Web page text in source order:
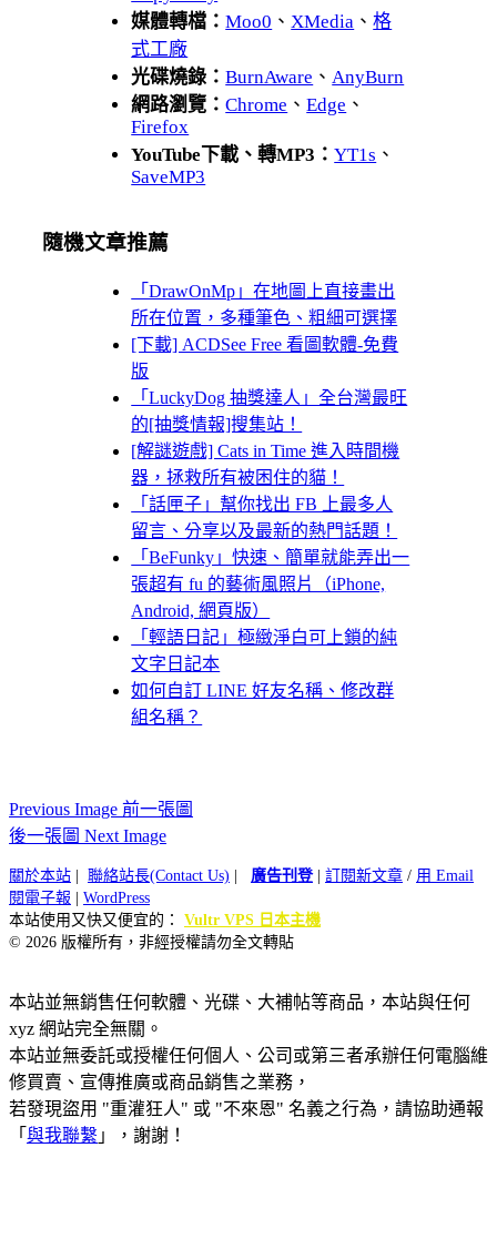
媒體轉檔：Moo0 、 XMedia 、格
式工廠
光碟燒錄：BurnAware 、 AnyBurn
網路瀏覽：Chrome 、Edge 、
Firefox
YouTube下載、轉MP3：YT1s 、
SaveMP3
隨機文章推薦
「DrawOnMp」在地圖上直接畫出
所在位置，多種筆色、粗細可選擇
[下載] ACDSee Free 看圖軟體-免費
版
「LuckyDog 抽獎達人」全台灣最旺
的[抽獎情報]搜集站！
[解謎遊戲] Cats in Time 進入時間機
器，拯救所有被困住的貓！
「話匣子」幫你找出 FB 上最多人
留言、分享以及最新的熱門話題！
「BeFunky」快速、簡單就能弄出一
張超有 fu 的藝術風照片（iPhone,
Android, 網頁版）
「輕語日記」極緻淨白可上鎖的純
文字日記本
如何自訂 LINE 好友名稱、修改群
組名稱？
Previous Image 前一張圖
後一張圖 Next Image
關於本站 聯絡站長(Contact Us) 廣告刊登| 訂閱新文章 / 用 Email
閱電子報
WordPress
本站使用又快又便宜的： Vultr VPS 日本主機
© 2026 版權所有，非經授權請勿全文轉貼
本站並無銷售任何軟體、光碟、大補帖等商品，本站與任何
xyz 網站完全無關。
本站並無委託或授權任何個人、公司或第三者承辦任何電腦維
修買賣、宣傳推廣或商品銷售之業務，
若發現盜用 "重灌狂人" 或 "不來恩" 名義之行為，請協助通報
「 與我聯繫 」，謝謝！